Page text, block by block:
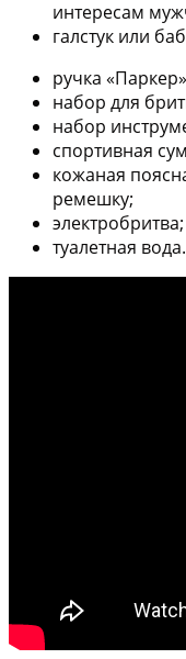
интересам
галстук или
ручка
набор для
набор
спортивная
кожаная
ремешку;
электробритва;
туалетная вода.